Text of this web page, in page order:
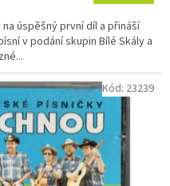
úspěšný první díl a přináší
v podání skupin Bílé Skály a
Kód: 23239